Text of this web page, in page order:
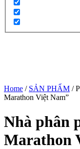
Home / SẢN PHẨM /
Marathon Việt Nam”
Nhà phân
Marathon